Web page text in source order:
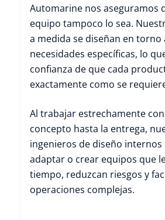
Automarine nos aseguramos
equipo tampoco lo sea.
a medida se diseñan en torno
necesidades específicas, lo
confianza de que cada
exactamente como se
Al trabajar estrechamente
concepto hasta la entrega,
ingenieros de diseño internos
adaptar o crear equipos que
tiempo, reduzcan riesgos y
operaciones complejas.